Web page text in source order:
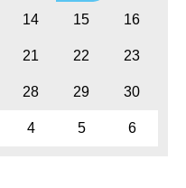
14 15 16
21 22 23
28 29 30
4 5 6